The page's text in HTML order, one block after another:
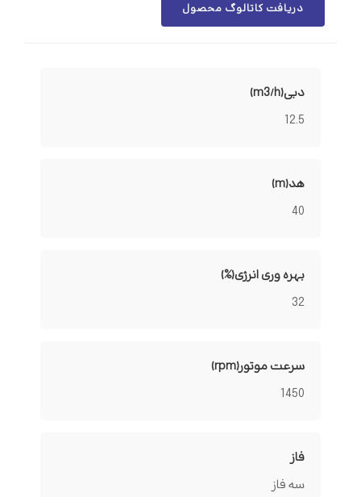
دریافت کاتالوگ محصول
دبی(m3/h)
12.5
هد(m)
40
بهره وری انرژی(%)
32
سرعت موتور(rpm)
1450
فاز
سه فاز